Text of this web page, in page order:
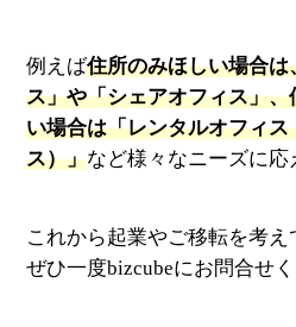
例えば住所のみほしい場合
ス」や「シェアオフィス」
い場合は「レンタルオフィ
ス）」など様々なニーズに応
これから起業やご移転を考え
ぜひ一度bizcubeにお問合せく